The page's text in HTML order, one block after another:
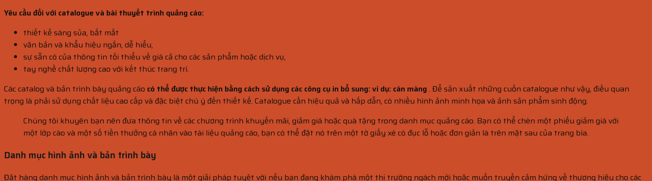
Yêu cầu đối với catalogue và bài thuyết trình quảng cáo:
thiết kế sáng sủa, bắt mắt
văn bản và khẩu hiệu ngắn, dễ hiểu,
sự sẵn có của thông tin tối thiểu về giá cả cho các sản phẩm hoặc dịch vụ,
tay nghề chất lượng cao với kết thúc trang trí.
Các catalog và bản trình bày quảng cáo có thể được thực hiện bằng cách sử dụng các công cụ in bổ sung: ví dụ: cán màng. Để sản xuất những cuốn catalogue như vậy, điều quan
trọng là phải sử dụng chất liệu cao cấp và đặc biệt chú ý đến thiết kế. Catalogue cần hiệu quả và hấp dẫn, có nhiều hình ảnh minh họa và ảnh sản phẩm sinh động.
Chúng tôi khuyên bạn nên đưa thông tin về các chương trình khuyến mãi, giảm giá hoặc quà tặng trong danh mục quảng cáo. Bạn có thể chèn một phiếu giảm giá với
một lớp cào và một số tiền thưởng cá nhân vào tài liệu quảng cáo, bạn có thể đặt nó trên một tờ giấy xé có đục lỗ hoặc đơn giản là trên mặt sau của trang bìa.
Danh mục hình ảnh và bản trình bày
Đặt hàng danh mục hình ảnh và bản trình bày là một giải pháp tuyệt vời nếu bạn đang khám phá một thị trường ngách mới hoặc muốn truyền cảm hứng về thương hiệu cho các